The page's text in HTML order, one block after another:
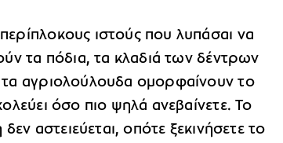
ιστούς που λυπάσαι να
τα πόδια, τα κλαδιά των δέντρων
αγριολούλουδα ομορφαίνουν το
όσο πιο ψηλά ανεβαίνετε. Το
αστειεύεται, οπότε ξεκινήσετε το